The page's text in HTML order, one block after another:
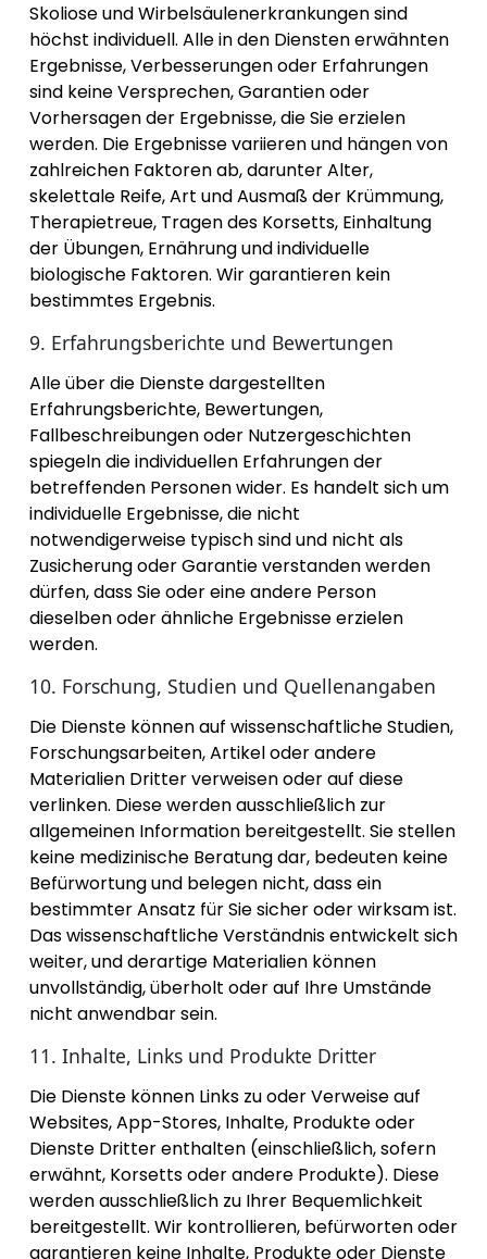
Skoliose und Wirbelsäulenerkrankungen sind
höchst individuell. Alle in den Diensten erwähnten
Ergebnisse, Verbesserungen oder Erfahrungen
sind keine Versprechen, Garantien oder
Vorhersagen der Ergebnisse, die Sie erzielen
werden. Die Ergebnisse variieren und hängen von
zahlreichen Faktoren ab, darunter Alter,
skelettale Reife, Art und Ausmaß der Krümmung,
Therapietreue, Tragen des Korsetts, Einhaltung
der Übungen, Ernährung und individuelle
biologische Faktoren. Wir garantieren kein
bestimmtes Ergebnis.
9. Erfahrungsberichte und Bewertungen
Alle über die Dienste dargestellten
Erfahrungsberichte, Bewertungen,
Fallbeschreibungen oder Nutzergeschichten
spiegeln die individuellen Erfahrungen der
betreffenden Personen wider. Es handelt sich um
individuelle Ergebnisse, die nicht
notwendigerweise typisch sind und nicht als
Zusicherung oder Garantie verstanden werden
dürfen, dass Sie oder eine andere Person
dieselben oder ähnliche Ergebnisse erzielen
werden.
10. Forschung, Studien und Quellenangaben
Die Dienste können auf wissenschaftliche Studien,
Forschungsarbeiten, Artikel oder andere
Materialien Dritter verweisen oder auf diese
verlinken. Diese werden ausschließlich zur
allgemeinen Information bereitgestellt. Sie stellen
keine medizinische Beratung dar, bedeuten keine
Befürwortung und belegen nicht, dass ein
bestimmter Ansatz für Sie sicher oder wirksam ist.
Das wissenschaftliche Verständnis entwickelt sich
weiter, und derartige Materialien können
unvollständig, überholt oder auf Ihre Umstände
nicht anwendbar sein.
11. Inhalte, Links und Produkte Dritter
Die Dienste können Links zu oder Verweise auf
Websites, App-Stores, Inhalte, Produkte oder
Dienste Dritter enthalten (einschließlich, sofern
erwähnt, Korsetts oder andere Produkte). Diese
werden ausschließlich zu Ihrer Bequemlichkeit
bereitgestellt. Wir kontrollieren, befürworten oder
garantieren keine Inhalte, Produkte oder Dienste